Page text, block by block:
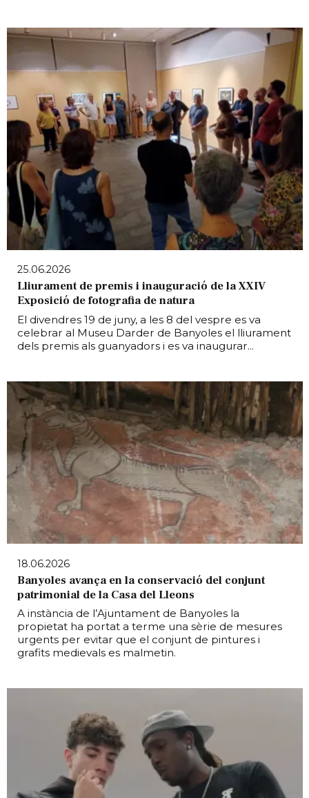
25.06.2026
Lliurament de premis i inauguració de la XXIV
Exposició de fotografia de natura
El divendres 19 de juny, a les 8 del vespre es va
celebrar al Museu Darder de Banyoles el lliurament
dels premis als guanyadors i es va inaugurar...
18.06.2026
Banyoles avança en la conservació del conjunt
patrimonial de la Casa del Lleons
A instància de l’Ajuntament de Banyoles la
propietat ha portat a terme una sèrie de mesures
urgents per evitar que el conjunt de pintures i
grafits medievals es malmetin.